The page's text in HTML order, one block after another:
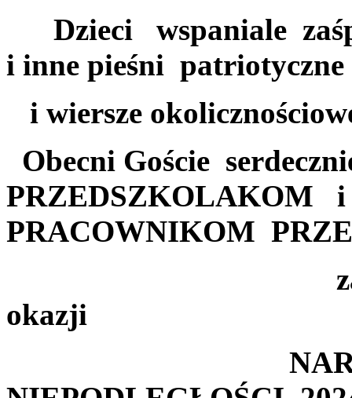
Dzieci wspaniale
i inne pieśni
i wiersze
Obecni Goście
PRZEDSZKOLAKOM
PRACOWNIKOM
za
okazji